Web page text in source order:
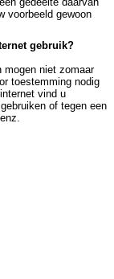
voorbeeld gewoon
gebruik?
mogen niet zomaar
toestemming nodig
vind u
of tegen een